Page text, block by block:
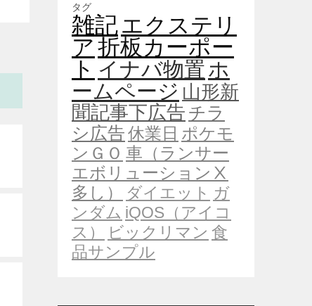
タグ
雑記エクステリ
ア折板カーポー
ト イナバ物置ホ
ームページ 山形新
聞記事下広告 チラ
シ広告休業日 ポケモ
ンＧＯ 車（ランサー
エボリューションⅩ
多し）
ダイエット ガ
ンダム iQOS（アイコ
ス）
ビックリマン 食
品サンプル